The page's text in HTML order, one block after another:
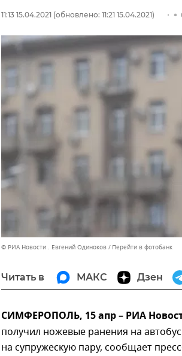
11:13 15.04.2021 (обновлено: 11:21 15.04.2021)
© РИА Новости . Евгений Одиноков Перейти в фотобанк
Читать в МАКС Дзен
СИМФЕРОПОЛЬ, 15 апр – РИА
получил ножевые ранения на
на супружескую пару, сообщает